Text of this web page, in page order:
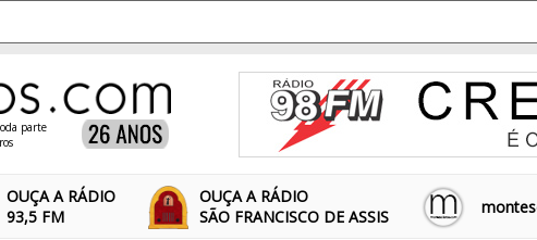
parte
OUÇA A RÁDIO
93,5 FM
OUÇA A RÁDIO
SÃO FRANCISCO DE ASSIS